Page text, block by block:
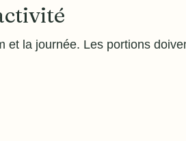
et la journée. Les portions